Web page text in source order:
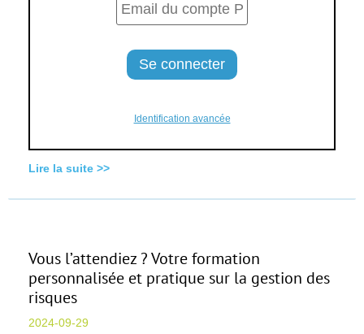
Identification avancée
Lire la suite >>
Vous l’attendiez ? Votre formation
personnalisée et pratique sur la gestion des
risques
2024-09-29